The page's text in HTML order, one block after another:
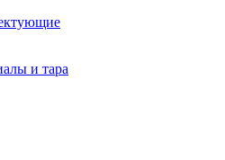
и тара